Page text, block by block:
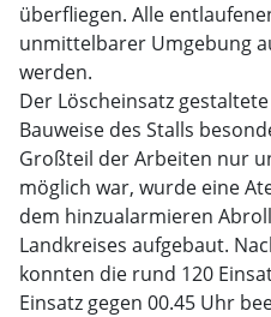
überfliegen. Alle
unmittelbarer Umgebung
werden.
Der Löscheinsatz
Bauweise des Stalls
Großteil der Arbeiten nur
möglich war, wurde eine
dem hinzualarmieren
Landkreises aufgebaut.
konnten die rund 120
Einsatz gegen 00.45 Uhr